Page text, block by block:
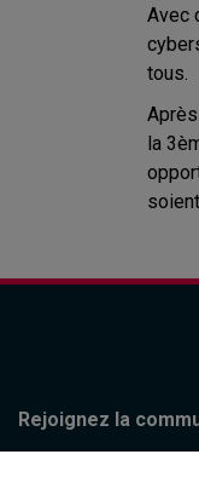
Avec
tous.
la
Rejoignez la